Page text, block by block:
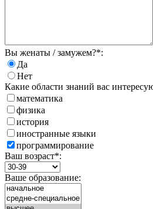
Вы женаты / замужем?*:
Да
Нет
Какие области знаний вас
математика
физика
история
иностранные языки
программирование
Ваш возраст*:
Ваше образование: